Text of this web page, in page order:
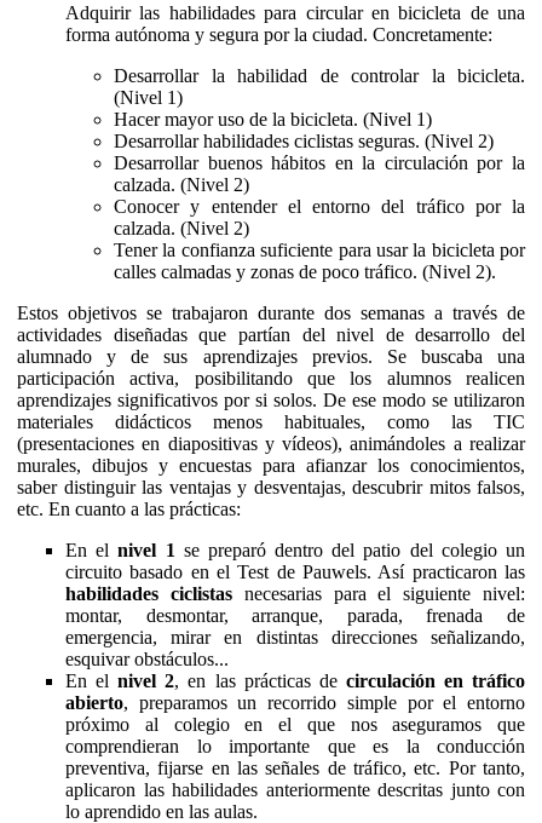
Adquirir las habilidades para circular en bicicleta de una
forma autónoma y segura por la ciudad. Concretamente:
Desarrollar la habilidad de controlar la bicicleta.
(Nivel 1)
Hacer mayor uso de la bicicleta. (Nivel 1)
Desarrollar habilidades ciclistas seguras. (Nivel 2)
Desarrollar buenos hábitos en la circulación por la
calzada. (Nivel 2)
Conocer y entender el entorno del tráfico por la
calzada. (Nivel 2)
Tener la confianza suficiente para usar la bicicleta por
calles calmadas y zonas de poco tráfico. (Nivel 2).
Estos objetivos se trabajaron durante dos semanas a través de
actividades diseñadas que partían del nivel de desarrollo del
alumnado y de sus aprendizajes previos. Se buscaba una
participación activa, posibilitando que los alumnos realicen
aprendizajes significativos por si solos. De ese modo se utilizaron
materiales didácticos menos habituales, como las TIC
(presentaciones en diapositivas y vídeos), animándoles a realizar
murales, dibujos y encuestas para afianzar los conocimientos,
saber distinguir las ventajas y desventajas, descubrir mitos falsos,
etc. En cuanto a las prácticas:
En elnivel 1 se preparó dentro del patio del colegio un
circuito basado en el Test de Pauwels. Así practicaron las
habilidades ciclistasnecesarias para el siguiente nivel:
montar, desmontar, arranque, parada, frenada de
emergencia, mirar en distintas direcciones señalizando,
esquivar obstáculos...
En elnivel 2, en las prácticas de circulación en tráfico
abierto, preparamos un recorrido simple por el entorno
próximo al colegio en el que nos aseguramos que
comprendieran lo importante que es la conducción
preventiva, fijarse en las señales de tráfico, etc. Por tanto,
aplicaron las habilidades anteriormente descritas junto con
lo aprendido en las aulas.